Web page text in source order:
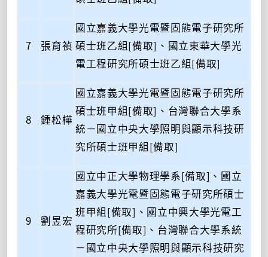
7 張育禎
國立嘉義大學光電暨固態電子研究所
碩士班乙組[備取]、國立東華大學光
電工程研究所碩士班乙組[備取]
8 鍾松樺
國立嘉義大學光電暨固態電子研究所
碩士班甲組[備取]、台灣聯合大學系
統－國立中央大學照明與顯示科技研
究所碩士班甲組[備取]
9 劉昱宏
國立中正大學物理學系[備取]、國立
嘉義大學光電暨固態電子研究所碩士
班甲組[備取]、國立中興大學光電工
程研究所[備取]、台灣聯合大學系統
－國立中央大學照明與顯示科技研究